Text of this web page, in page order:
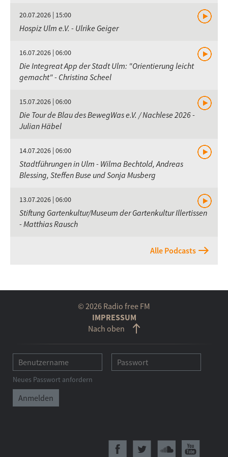
20.07.2026 | 15:00
Hospiz Ulm e.V. - Ulrike Geiger
16.07.2026 | 06:00
Die Integreat App der Stadt Ulm: "Orientierung leicht
gemacht" - Christina Scheel
15.07.2026 | 06:00
Die Tour de Blau des BewegWas e.V. / Nachlese 2026 -
Julian Häbel
14.07.2026 | 06:00
Stadtführungen in Ulm - Wilma Bechtold, Andreas
Blessing, Steffen Buse und Sonja Musberg
13.07.2026 | 06:00
Stiftung Gartenkultur/Museum der Gartenkultur Illertissen
- Matthias Rausch
Alle Podcasts
© 2026 Radio free FM
IMPRESSUM
Nach oben
Neues Passwort anfordern